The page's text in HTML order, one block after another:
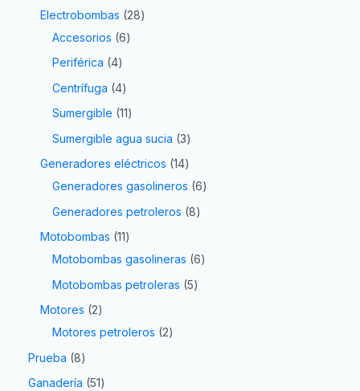
Electrobombas
28
Accesorios 6
Periférica 4
Centrífuga 4
Sumergible 11
Sumergible agua sucia 3
Generadores eléctricos 14
Generadores gasolineros 6
Generadores petroleros 8
Motobombas 11
Motobombas gasolineras 6
Motobombas petroleras 5
Motores
2
Motores petroleros
2
Prueba 8
Ganadería 51